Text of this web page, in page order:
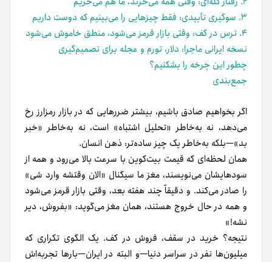
۳. سوگیری تأییدی: فقط چیزهایی را می‌بینیم که دوست داریم
۴. ترس در کف: وقتی بازار قرمز می‌شود، منطق خاموش می‌شود
نسخه ایرانی ماجرا: دلار، تورم و عجله برای تصمیم‌گیری
چطور این چرخه را بشکنیم؟
جمع‌بندی
اگر بخواهیم صادق باشیم، بیشتر ضررهایی که در بازار رمزارز رخ
می‌دهد، نه به‌خاطر «تحلیل اشتباه» است، نه به‌خاطر «خبر
بد»—بلکه به‌خاطر یک چیز ساده‌تر: ذهن انسان.
همان لحظه‌ای که قیمت بیت‌کوین با سرعت بالا می‌رود و همه از
سودهایشان می‌نویسند، مغز ما سیگنال «الان وقتشه وارد شی»
را صادر می‌کند. و دقیقاً چند هفته بعد، وقتی بازار قرمز می‌شود
و همه در حال خروج هستند، همان مغز می‌گوید: «بفروش، دیر
نشه!»
نتیجه؟ خرید در سقف، فروش در کف. یک الگوی تکراری که
میلیون‌ها نفر در سراسر دنیا—و البته در ایران—بارها تجربه‌اش